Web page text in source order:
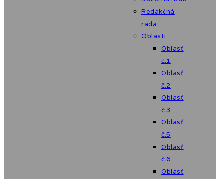
Redakčná
rada
Oblasti
Oblasť
č.1
Oblasť
č.2
Oblasť
č.3
Oblasť
č.5
Oblasť
č.6
Oblasť